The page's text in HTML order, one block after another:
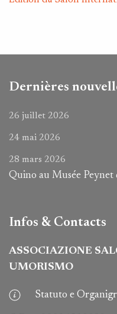
Dernières
26 juillet 2026
24 mai 2026
28 mars 2026
Quino au Musée Peynet
Infos & Contacts
ASSOCIAZIONE
UMORISMO
Statuto e